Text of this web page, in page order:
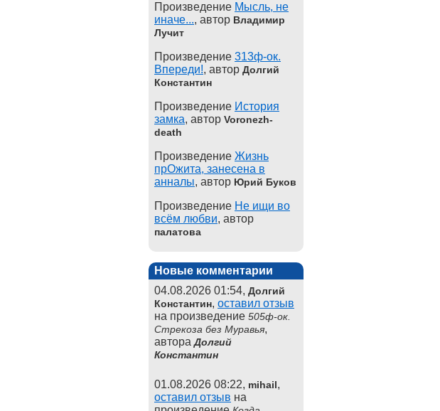
Произведение Мысль, не
иначе..., автор Владимир
Лучит
Произведение 313ф-ок.
Впереди!, автор Долгий
Константин
Произведение История
замка, автор Voronezh-
death
Произведение Жизнь
прОжита, занесена в
анналы, автор Юрий Буков
Произведение Не ищи во
всём любви, автор
палатова
Новые комментарии
04.08.2026 01:54, Долгий
Константин, оставил отзыв
на произведение 505ф-ок.
Стрекоза без Муравья,
автораДолгий
Константин
01.08.2026 08:22, mihail,
оставил отзыв на